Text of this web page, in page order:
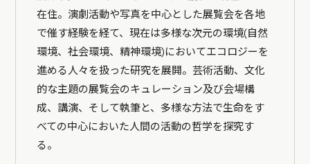
在住。演劇活動や写真を中心とした展覧会を各地
で催す経験を経て、現在は多様な次元の環境(自然
環境、社会環境、精神環境)においてエコロジーを
進める人々を扱った研究を展開。芸術活動、文化
的な主題の展覧会のキュレーション及び会場構
成、講演、そして執筆と、多様な方法で生命をす
べての中心においた人間の活動の哲学を探究す
る。